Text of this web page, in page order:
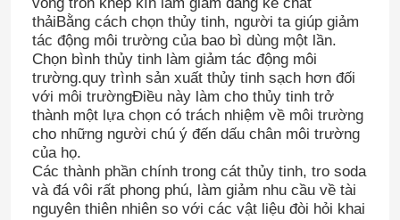
Nhà
thảiBằng cách chọn thủy tinh, người ta giúp giảm
tác động môi trường của bao bì dùng một lần.
Chọn bình thủy tinh làm giảm tác động môi
trường.quy trình sản xuất thủy tinh sạch hơn đối
với môi trườngĐiều này làm cho thủy tinh trở
thành một lựa chọn có trách nhiệm về môi trường
cho những người chú ý đến dấu chân môi trường
của họ.
Các thành phần chính trong cát thủy tinh, tro soda
và đá vôi rất phong phú, làm giảm nhu cầu về tài
nguyên thiên nhiên so với các vật liệu đòi hỏi khai